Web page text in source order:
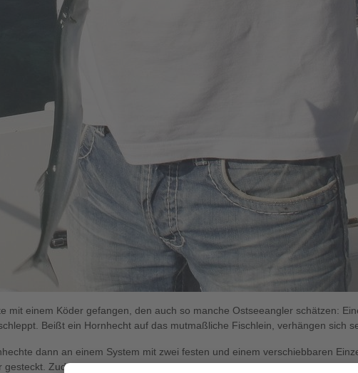
mit einem Köder gefangen, den auch so manche Ostseeangler schätzen:
Beißt ein Hornhecht auf das mutmaßliche Fischlein, verhängen sich
dann an einem System mit zwei festen und einem verschiebbaren
Zudem wird der „Schnabel“ mit einem Stück Schlauch